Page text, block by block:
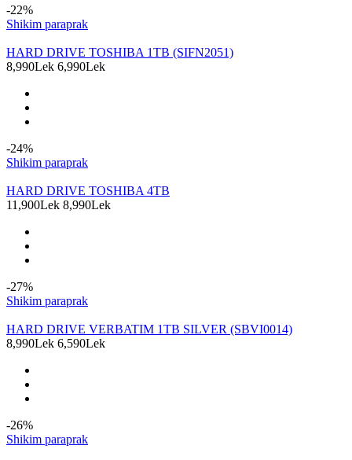
-22%
Shikim paraprak
HARD DRIVE TOSHIBA 1TB (SIFN2051)
8,990Lek 6,990Lek
-24%
Shikim paraprak
HARD DRIVE TOSHIBA 4TB
11,900Lek 8,990Lek
-27%
Shikim paraprak
HARD DRIVE VERBATIM 1TB SILVER (SBVI0014)
8,990Lek 6,590Lek
-26%
Shikim paraprak